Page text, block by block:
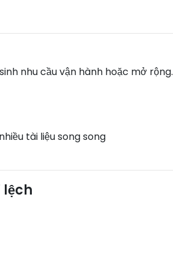
nhu cầu vận hành hoặc mở rộng.
tài liệu song song
lệch